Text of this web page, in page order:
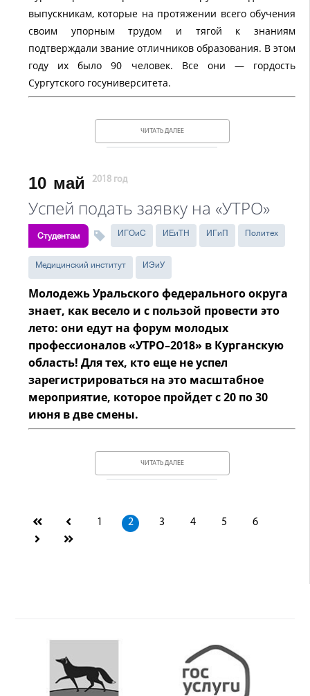
выпускникам, которые на протяжении всего обучения
своим упорным трудом и тягой к знаниям
подтверждали звание отличников образования. В этом
году их было 90 человек. Все они — гордость
Сургутского госуниверситета.
ЧИТАТЬ ДАЛЕЕ
10 май 2018 год
Успей подать заявку на «УТРО»
Студентам ИГОиС ИЕиТН ИГиП Политех
Медицинский институт ИЭиУ
Молодежь Уральского федерального округа
знает, как весело и с пользой провести это
лето: они едут на форум молодых
профессионалов «УТРО–2018» в Курганскую
область! Для тех, кто еще не успел
зарегистрироваться на это масштабное
мероприятие, которое пройдет с 20 по 30
июня в две смены.
ЧИТАТЬ ДАЛЕЕ
1 2 3 4 5 6